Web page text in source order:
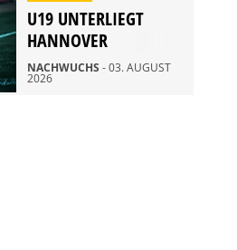
U19 UNTERLIEGT
HANNOVER
NACHWUCHS - 03. AUGUST
2026